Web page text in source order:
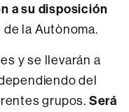
a su disposición
la Autònoma.
y se llevarán a
del
grupos. Será